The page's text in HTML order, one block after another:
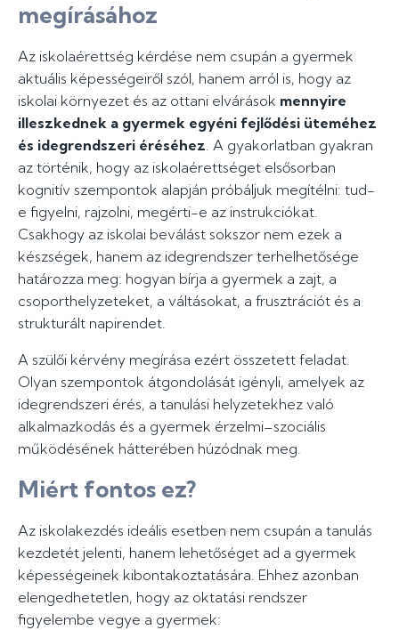
megírásához
Az iskolaérettség kérdése nem csupán a gyermek
aktuális képességeiről szól, hanem arról is, hogy az
iskolai környezet és az ottani elvárások mennyire
illeszkednek a gyermek egyéni fejlődési üteméhez
és idegrendszeri éréséhez. A gyakorlatban gyakran
az történik, hogy az iskolaérettséget elsősorban
kognitív szempontok alapján próbáljuk megítélni: tud-
e figyelni, rajzolni, megérti-e az instrukciókat.
Csakhogy az iskolai beválást sokszor nem ezek a
készségek, hanem az idegrendszer terhelhetősége
határozza meg: hogyan bírja a gyermek a zajt, a
csoporthelyzeteket, a váltásokat, a frusztrációt és a
strukturált napirendet.
A szülői kérvény megírása ezért összetett feladat.
Olyan szempontok átgondolását igényli, amelyek az
idegrendszeri érés, a tanulási helyzetekhez való
alkalmazkodás és a gyermek érzelmi–szociális
működésének hátterében húzódnak meg.
Miért fontos ez?
Az iskolakezdés ideális esetben nem csupán a tanulás
kezdetét jelenti, hanem lehetőséget ad a gyermek
képességeinek kibontakoztatására. Ehhez azonban
elengedhetetlen, hogy az oktatási rendszer
figyelembe vegye a gyermek: